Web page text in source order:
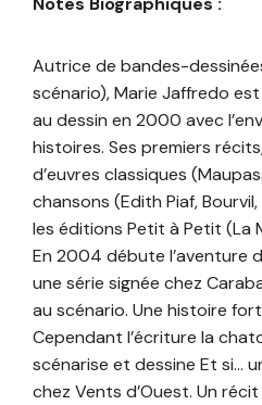
Autrice de bandes-
scénario), Marie Jaffredo est
au dessin en 2000 avec
histoires. Ses premiers
d’euvres classiques
chansons (Edith Piaf,
les éditions Petit à Petit (La
En 2004 débute l’aventure
une série signée chez
au scénario. Une histoire
Cependant l’écriture la
scénarise et dessine Et si…
chez Vents d’Ouest. Un